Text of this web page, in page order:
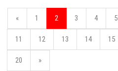
« 1 2 3 4 5
11 12 13 14 15
20 »